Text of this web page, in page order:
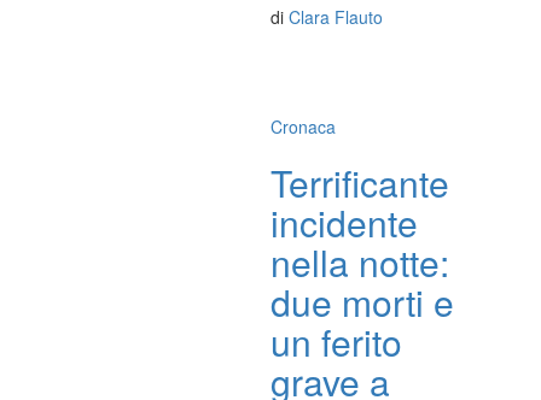
di Clara Flauto
Cronaca
Terrificante
incidente
nella notte:
due morti e
un ferito
grave a